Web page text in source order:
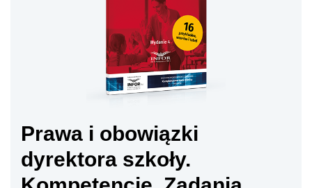
Prawa i obowiązki
dyrektora szkoły.